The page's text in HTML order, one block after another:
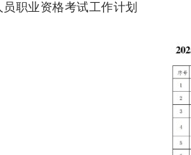
职业资格考试工作计划